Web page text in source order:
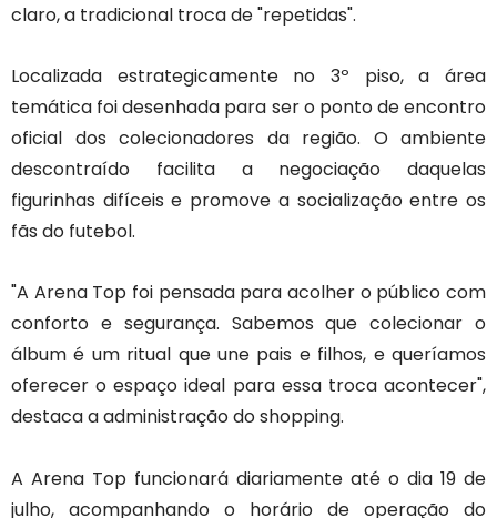
claro, a tradicional troca de "repetidas".
Localizada estrategicamente no 3º piso, a área
temática foi desenhada para ser o ponto de encontro
oficial dos colecionadores da região. O ambiente
descontraído facilita a negociação daquelas
figurinhas difíceis e promove a socialização entre os
fãs do futebol.
"A Arena Top foi pensada para acolher o público com
conforto e segurança. Sabemos que colecionar o
álbum é um ritual que une pais e filhos, e queríamos
oferecer o espaço ideal para essa troca acontecer",
destaca a administração do shopping.
A Arena Top funcionará diariamente até o dia 19 de
julho, acompanhando o horário de operação do